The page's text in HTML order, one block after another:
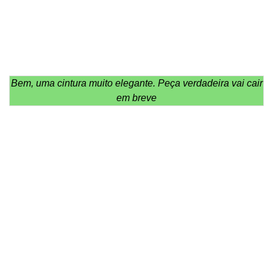
Bem, uma cintura muito elegante. Peça verdadeira vai cair
em breve